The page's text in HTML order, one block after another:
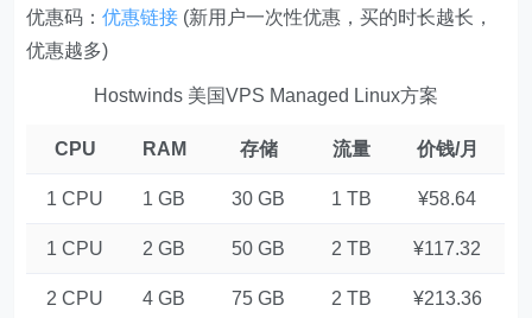
优惠码：优惠链接 (新用户一次性优惠，买的时长越长，
优惠越多)
Hostwinds 美国VPS Managed Linux方案
CPU RAM 存储 流量 价钱/月
1 CPU 1 GB 30 GB 1 TB ¥58.64
1 CPU 2 GB 50 GB 2 TB ¥117.32
2 CPU 4 GB 75 GB 2 TB ¥213.36